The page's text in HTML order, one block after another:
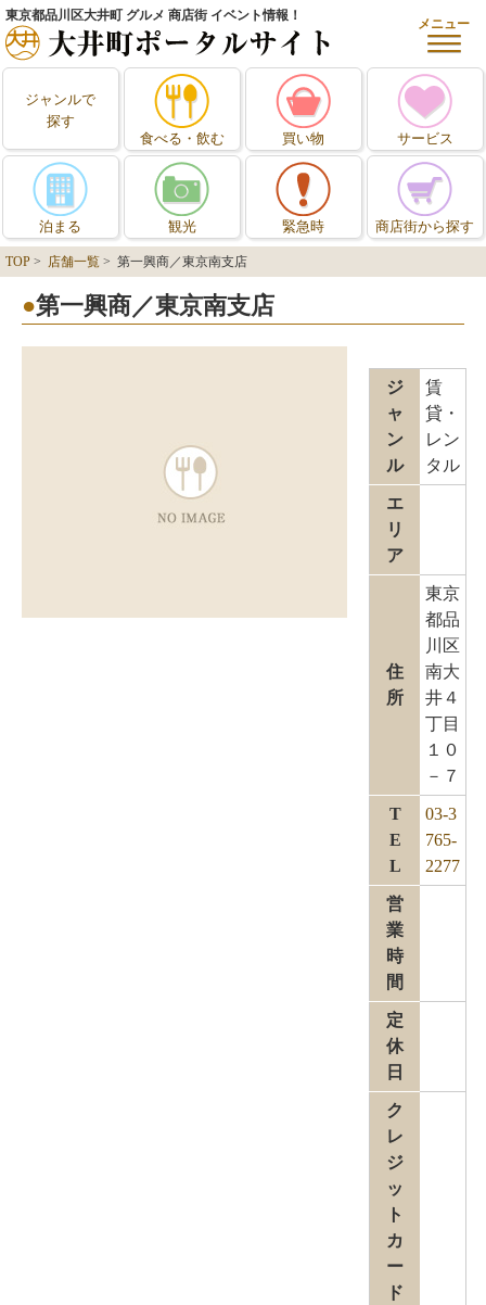
東京都品川区大井町 グルメ 商店街 イベント情報！
メニュー
ジャンルで
探す
食べる・飲む
買い物 サービス
泊まる 観光 緊急時 商店街から探す
TOP > 店舗一覧 > 第一興商／東京南支店
第一興商／東京南支店
ジ
ャ
ン
ル
賃
貸・
レン
タル
エ
リ
ア
住
所
東京
都品
川区
南大
井４
丁目
１０
－７
T
E
L
03-3
765-
2277
営
業
時
間
定
休
日
ク
レ
ジ
ッ
ト
カ
ー
ド